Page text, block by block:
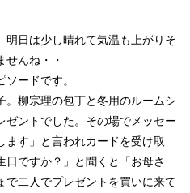
明日は少し晴れて気温も上がりそ
せんね・・
ードです。
。柳宗理の包丁と冬用のルームシ
ゼントでした。その場でメッセー
ます」と言われカードを受け取
日ですか？」と聞くと「お母さ
で二人でプレゼントを買いに来て